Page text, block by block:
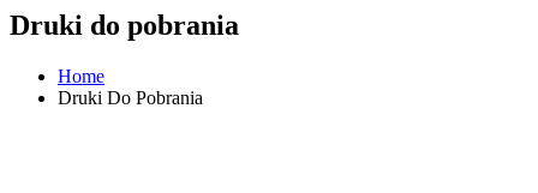
Druki do pobrania
Home
Druki Do Pobrania